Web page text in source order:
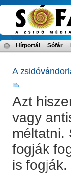
Hírportál Sófár
A
Azt
vagy
méltatni.
fogják
is fogják.